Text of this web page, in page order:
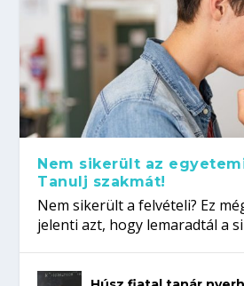
Nem sikerült az
Tanulj szakmát!
Nem sikerült a felvételi? Ez
jelenti azt, hogy lemaradtál a